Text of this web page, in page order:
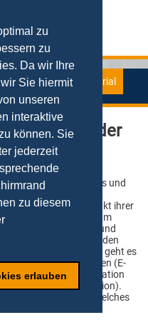
zu
zu
Da wir Ihre
Sie hiermit
unseren
interaktive
können. Sie
jederzeit
zu diesem
erlauben
Material
in der
im Zuge der
ein gut entwickeltes und
als zentralen Punkt ihrer
wird zum
immer komplexer und
in stetig kürzer werdenden
geordnet wird. Dabei geht es
Geschäftsmodellen (E-
die Digitale Transformation
(E-Business-Generation).
ein innovatives Tool, welches